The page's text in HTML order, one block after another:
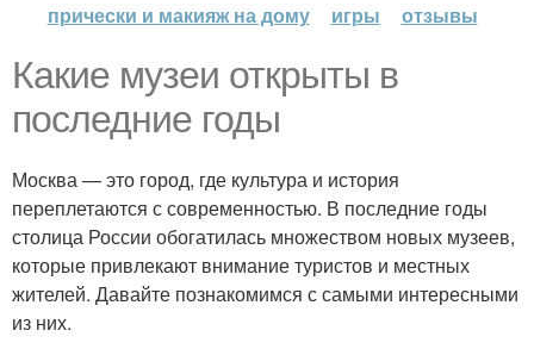
прически и макияж на дому
игры отзывы
Какие музеи открыты в
последние годы
Москва — это город, где культура и история
переплетаются с современностью. В последние годы
столица России обогатилась множеством новых музеев,
которые привлекают внимание туристов и местных
жителей. Давайте познакомимся с самыми интересными
из них.